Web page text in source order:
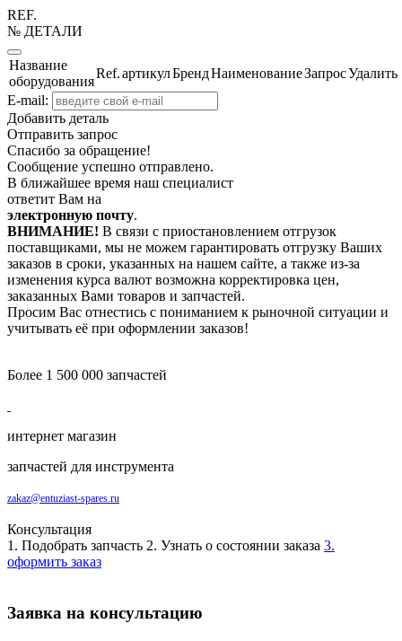
REF.
№ ДЕТАЛИ
Название
оборудования
Ref.артикулБрендНаименованиеЗапросУдалить
E-mail:
Добавить деталь
Отправить запрос
Спасибо за обращение!
Сообщение успешно отправлено.
В ближайшее время наш специалист
ответит Вам на
электронную почту.
ВНИМАНИЕ! В связи с приостановлением отгрузок
поставщиками, мы не можем гарантировать отгрузку Ваших
заказов в сроки, указанных на нашем сайте, а также из-за
изменения курса валют возможна корректировка цен,
заказанных Вами товаров и запчастей.
Просим Вас отнестись с пониманием к рыночной ситуации и
учитывать её при оформлении заказов!
Более 1 500 000 запчастей
интернет магазин
запчастей для инструмента
zakaz@entuziast-spares.ru
Консультация
1. Подобрать запчасть 2. Узнать о состоянии заказа 3.
оформить заказ
Заявка на консультацию